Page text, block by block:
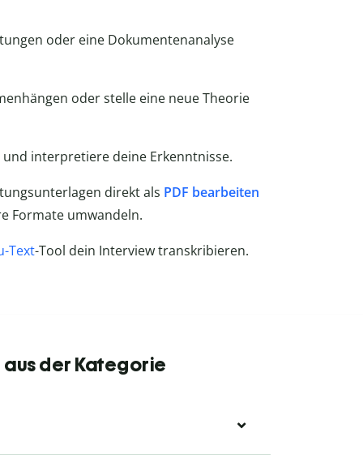
oder eine Dokumentenanalyse
oder stelle eine neue Theorie
interpretiere deine Erkenntnisse.
direkt als PDF bearbeiten
Formate umwandeln.
Text-Tool dein Interview transkribieren.
der Kategorie